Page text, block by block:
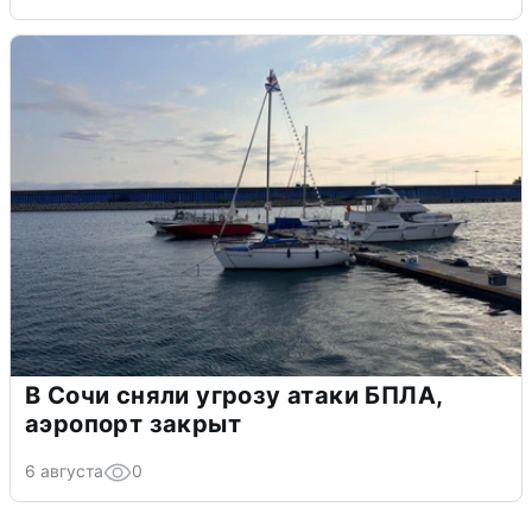
В Сочи сняли угрозу атаки БПЛА,
аэропорт закрыт
6 августа 0